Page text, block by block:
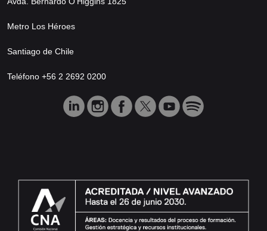
Metro Los Héroes
Santiago de Chile
Teléfono +56 2 2692 0200